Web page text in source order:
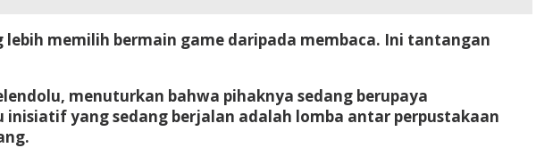
memilih bermain game daripada membaca. Ini tantangan
menuturkan bahwa pihaknya sedang berupaya
yang sedang berjalan adalah lomba antar perpustakaan